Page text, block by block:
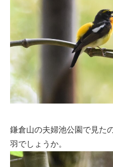
鎌倉山の夫婦池公園で見た
羽でしょうか。